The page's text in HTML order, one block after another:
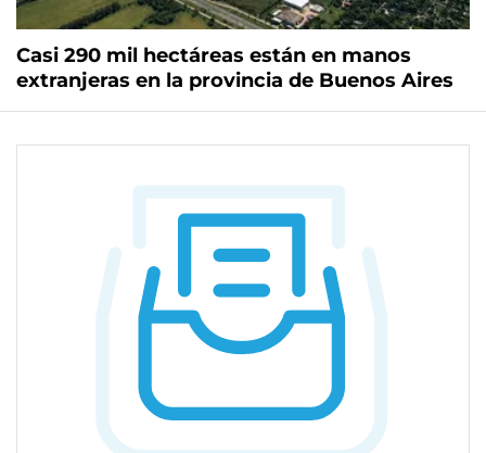
Casi 290 mil hectáreas están en manos
extranjeras en la provincia de Buenos Aires